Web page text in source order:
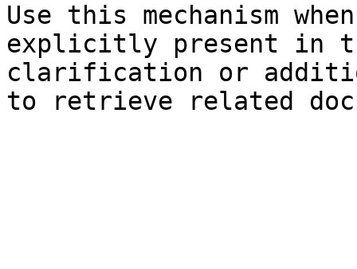
Use this mechanism
explicitly present in
clarification or